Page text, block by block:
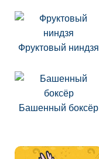
Фруктовый ниндзя
Башенный боксёр